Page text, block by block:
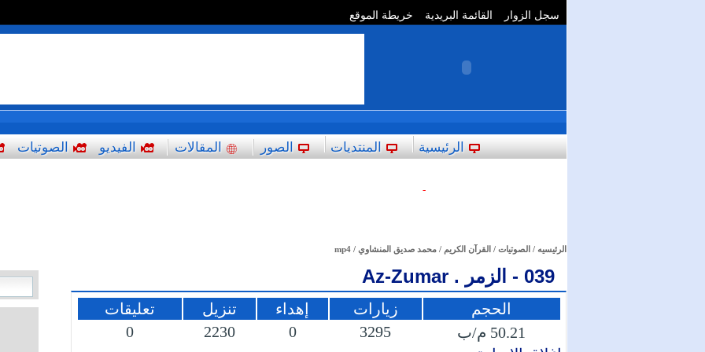
سجل الزوار القائمة البريدية خريطة الموقع
الرئيسية المنتديات الصور المقالات الفيديو الصوتيات
-
الرئيسيه / الصوتيات / القرآن الكريم /محمد صديق المنشاوي /
mp4
039 - الزمر . Az-Zumar
الحجم زيارات إهداء تنزيل
تعليقات
50.21 م/ب
3295
0
2230
0